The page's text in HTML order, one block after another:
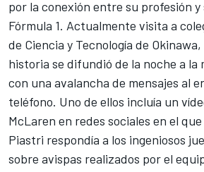
por la conexión entre su profesión y
Fórmula 1. Actualmente visita a
de Ciencia y Tecnología de
historia se difundió de la noche a la
con una avalancha de mensajes al
teléfono. Uno de ellos incluía un
McLaren en redes sociales en el
Piastri respondía a los ingeniosos
sobre avispas realizados por el